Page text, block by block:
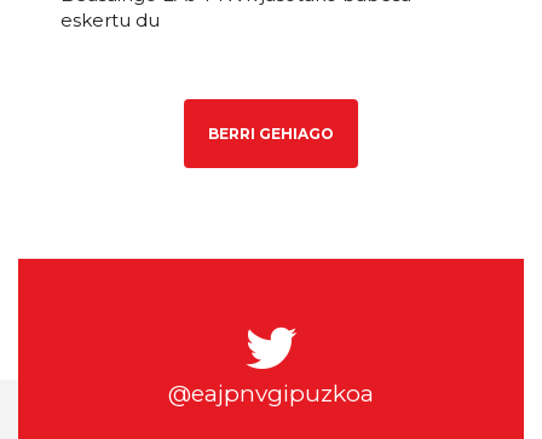
eskertu du
BERRI GEHIAGO
@eajpnvgipuzkoa